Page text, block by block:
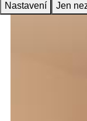
Nastavení Jen